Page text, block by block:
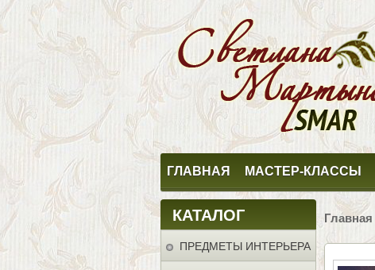
ГЛАВНАЯ МАСТЕР-КЛАССЫ
КАТАЛОГ
ПРЕДМЕТЫ ИНТЕРЬЕРА
Главная